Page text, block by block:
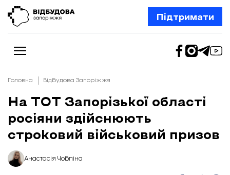
Підтримати
Новини
Відбудова Запоріжжя
Ексклюзив
Бізнес
Шлях додому
Відбудова. Життя
Головна Відбудова Запоріжжя
На ТОТ Запорізької області
росіяни здійснюють
строковий військовий призов
Анастасія Чобліна